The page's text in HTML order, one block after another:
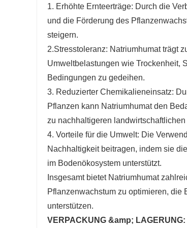
1. Erhöhte Ernteerträge: Durch die
und die Förderung des
steigern.
2.Stresstoleranz: Natriumhumat trägt
Umweltbelastungen wie Trockenheit,
Bedingungen zu gedeihen.
3. Reduzierter Chemikalieneinsatz:
Pflanzen kann Natriumhumat den
zu nachhaltigeren
4. Vorteile für die Umwelt: Die
Nachhaltigkeit beitragen, indem sie
im Bodenökosystem unterstützt.
Insgesamt bietet Natriumhumat
Pflanzenwachstum zu optimieren,
unterstützen.
VERPACKUNG &amp; LAGERUNG: